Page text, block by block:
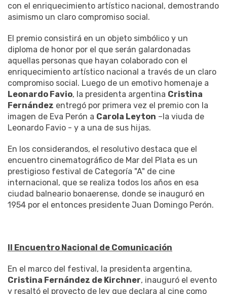
con el enriquecimiento artístico nacional, demostrando
asimismo un claro compromiso social.
El premio consistirá en un objeto simbólico y un
diploma de honor por el que serán galardonadas
aquellas personas que hayan colaborado con el
enriquecimiento artístico nacional a través de un claro
compromiso social. Luego de un emotivo homenaje a
Leonardo Favio, la presidenta argentina Cristina
Fernández entregó por primera vez el premio con la
imagen de Eva Perón a Carola Leyton –la viuda de
Leonardo Favio - y a una de sus hijas.
En los considerandos, el resolutivo destaca que el
encuentro cinematográfico de Mar del Plata es un
prestigioso festival de Categoría "A" de cine
internacional, que se realiza todos los años en esa
ciudad balneario bonaerense, donde se inauguró en
1954 por el entonces presidente Juan Domingo Perón.
II Encuentro Nacional de Comunicación
En el marco del festival, la presidenta argentina,
Cristina Fernández de Kirchner, inauguró el evento
y resaltó el proyecto de ley que declara al cine como